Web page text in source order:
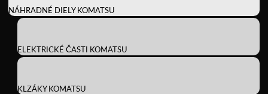
NÁHRADNÉ DIELY KOMATSU
ELEKTRICKÉ ČASTI KOMATSU
KLZÁKY KOMATSU